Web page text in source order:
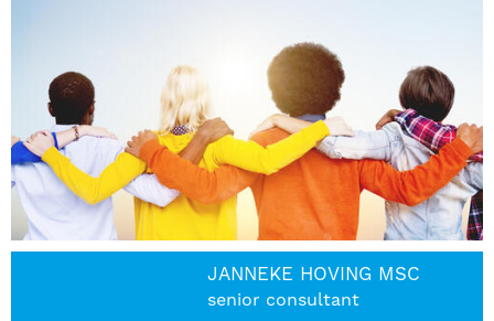
JANNEKE HOVING MSC
senior consultant